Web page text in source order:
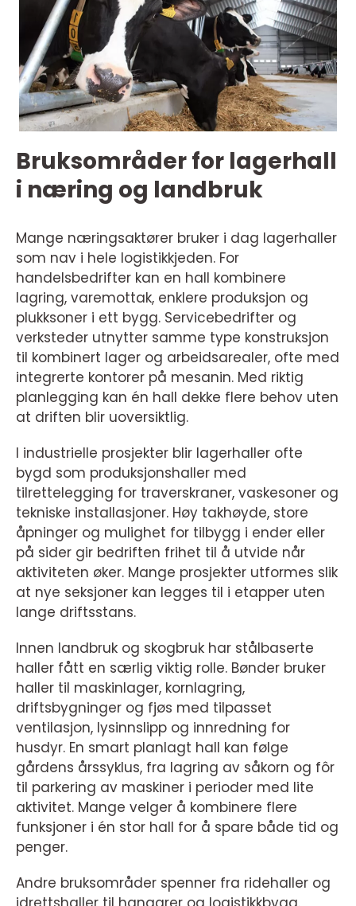
Bruksområder for lagerhall
i næring og landbruk
Mange næringsaktører bruker i dag lagerhaller
som nav i hele logistikkjeden. For
handelsbedrifter kan en hall kombinere
lagring, varemottak, enklere produksjon og
plukksoner i ett bygg. Servicebedrifter og
verksteder utnytter samme type konstruksjon
til kombinert lager og arbeidsarealer, ofte med
integrerte kontorer på mesanin. Med riktig
planlegging kan én hall dekke flere behov uten
at driften blir uoversiktlig.
I industrielle prosjekter blir lagerhaller ofte
bygd som produksjonshaller med
tilrettelegging for traverskraner, vaskesoner og
tekniske installasjoner. Høy takhøyde, store
åpninger og mulighet for tilbygg i ender eller
på sider gir bedriften frihet til å utvide når
aktiviteten øker. Mange prosjekter utformes slik
at nye seksjoner kan legges til i etapper uten
lange driftsstans.
Innen landbruk og skogbruk har stålbaserte
haller fått en særlig viktig rolle. Bønder bruker
haller til maskinlager, kornlagring,
driftsbygninger og fjøs med tilpasset
ventilasjon, lysinnslipp og innredning for
husdyr. En smart planlagt hall kan følge
gårdens årssyklus, fra lagring av såkorn og fôr
til parkering av maskiner i perioder med lite
aktivitet. Mange velger å kombinere flere
funksjoner i én stor hall for å spare både tid og
penger.
Andre bruksområder spenner fra ridehaller og